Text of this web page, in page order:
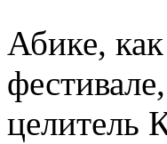
Абике,
целитель